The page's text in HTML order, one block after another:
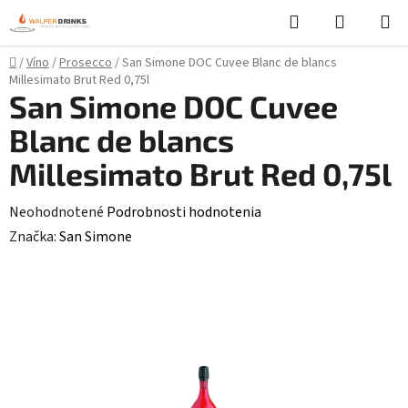
Prejsť
na
obsah
Hľadať
KOŠÍK
Domov
/Víno/Prosecco/San Simone DOC Cuvee Blanc de blancs
Millesimato Brut Red 0,75l
San Simone DOC Cuvee
Blanc de blancs
Millesimato Brut Red 0,75l
Priemerné
hodnotenie
Neohodnotené Podrobnosti hodnotenia
Značka:San Simone